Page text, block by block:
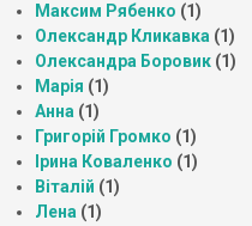
Максим Рябенко (1)
Олександр Кликавка (1)
Олександра Боровик (1)
Марія (1)
Анна (1)
Григорій Громко (1)
Ірина Коваленко (1)
Віталій (1)
Лена (1)